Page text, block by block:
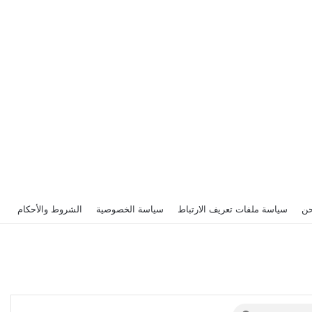
سياسة ملفات تعريف الارتباط سياسة الخصوصية الشروط والأحكام